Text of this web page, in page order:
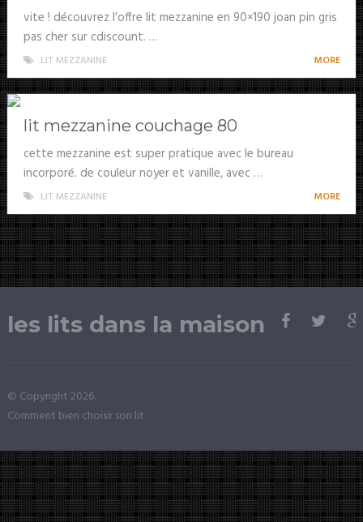
vite ! découvrez l’offre lit mezzanine en 90×190 joan pin gris
pas cher sur cdiscount. …
LIT MEZZANINE MORE
lit mezzanine couchage 80
cette mezzanine est super pratique avec le bureau
incorporé. de couleur noyer et vanille, avec …
LIT MEZZANINE MORE
les lits dans la maison
© Copyright 2026.
Comment bien choisir son lit